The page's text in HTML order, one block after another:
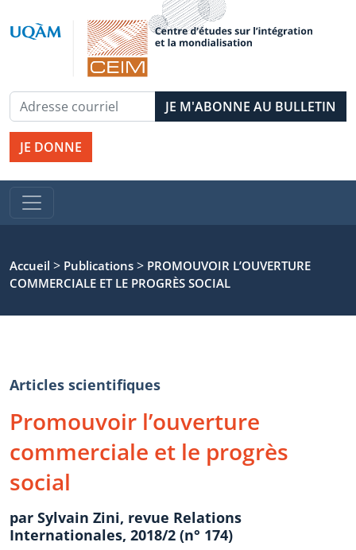
JE DONNE
Accueil > Publications > PROMOUVOIR L’OUVERTURE
COMMERCIALE ET LE PROGRÈS SOCIAL
Articles scientifiques
Promouvoir l’ouverture
commerciale et le progrès
social
par Sylvain Zini, revue Relations
Internationales, 2018/2 (n° 174)